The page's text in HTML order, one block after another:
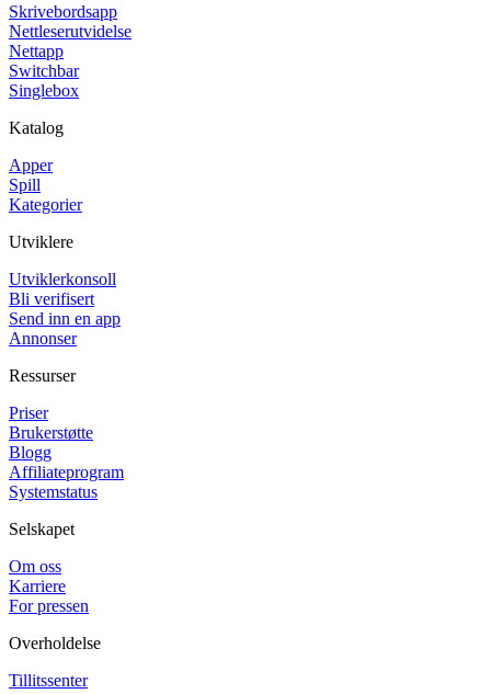
Skrivebordsapp
Nettleserutvidelse
Nettapp
Switchbar
Singlebox
Katalog
Apper
Spill
Kategorier
Utviklere
Utviklerkonsoll
Bli verifisert
Send inn en app
Annonser
Ressurser
Priser
Brukerstøtte
Blogg
Affiliateprogram
Systemstatus
Selskapet
Om oss
Karriere
For pressen
Overholdelse
Tillitssenter